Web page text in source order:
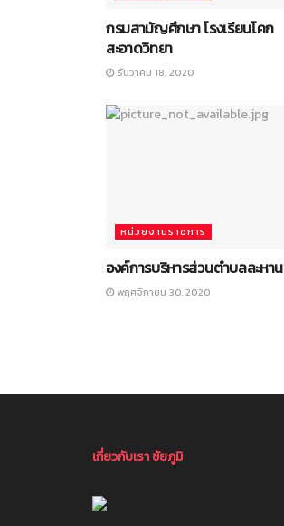
กรมสามัญศึกษา โรงเรียนโคก
สะอาดวิทยา
ธันวาคม 18, 2020
หน่วยงานราชการ
องค์การบริหารส่วนตำบลละหาน
พฤศจิกายน 30, 2020
เกี่ยวกับเรา ชัยภูมิ